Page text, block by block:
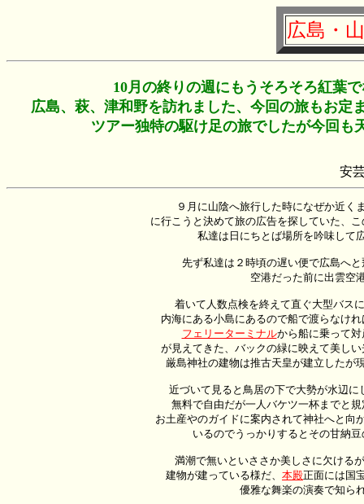
広島・
10月の終りの週にもうそろそろ紅葉
広島、萩、津和野を訪れました、今回の旅もお定
ツアー独特の駆け足の旅でしたが今回も
安
９月に山陰へ旅行した時になぜか近く
に行こうと決めて旅の広告を探していた、
私達は日にちとば場所を吟味して
先ず私達は２時頃の遅い便で広島へ
空港だった前に出雲空
着いて人数点検を終えて直ぐ大型バス
フェリーターミナルから船に乗って
が見えてきた、バックの緑に映えて美し
厳島神社の建物は推古天皇が建立したが
近づいて見ると鳥居の下で大勢が水辺に
無料で自由だが一人バケツ一杯までと
お土産やのガイドに案内されて神社へと向
いるのでうっかりするとその甘納
満潮で無いといささか美しさに欠ける
建物が建っている様だ、 本殿正面には国
優雅な舞楽の演奏で知ら